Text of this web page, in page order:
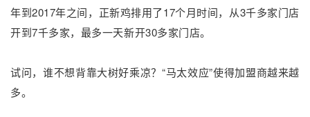
年到2017年之间，正新鸡排用了17个月时间，从3千多家门店
开到7千多家，最多一天新开30多家门店。
试问，谁不想背靠大树好乘凉？“马太效应”使得加盟商越来越
多。